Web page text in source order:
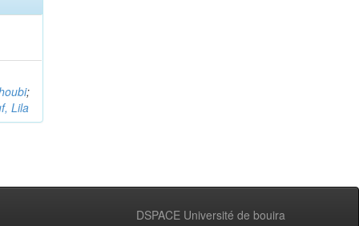
;
Lila
DSPACE Université de bouira